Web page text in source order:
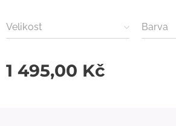
Velikost Barva
1 495,00 Kč